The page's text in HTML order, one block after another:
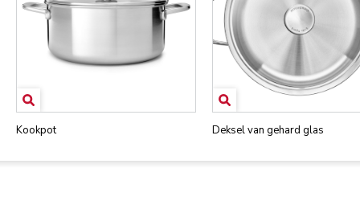
Kookpot Deksel van gehard glas